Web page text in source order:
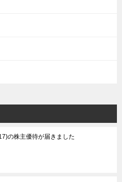
の株主優待が届きました